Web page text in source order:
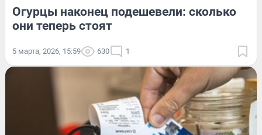
Огурцы наконец подешевели: сколько
они теперь стоят
5 марта, 2026, 15:59 630 1